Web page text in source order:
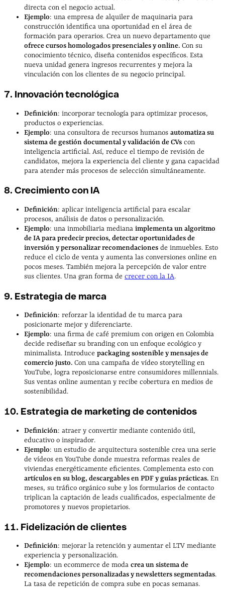
directa con el negocio actual.
Ejemplo: una empresa de alquiler de maquinaria para
construcción identifica una oportunidad en el área de
formación para operarios. Crea un nuevo departamento que
ofrece cursos homologados presenciales y online. Con su
conocimiento técnico, diseña contenidos específicos. Esta
nueva unidad genera ingresos recurrentes y mejora la
vinculación con los clientes de su negocio principal.
7. Innovación tecnológica
Definición: incorporar tecnología para optimizar procesos,
productos o experiencias.
Ejemplo: una consultora de recursos humanos automatiza su
sistema de gestión documental y validación de CVs con
inteligencia artificial. Así, reduce el tiempo de revisión de
candidatos, mejora la experiencia del cliente y gana capacidad
para atender más procesos de selección simultáneamente.
8. Crecimiento con IA
Definición: aplicar inteligencia artificial para escalar
procesos, análisis de datos o personalización.
Ejemplo: una inmobiliaria mediana implementa un algoritmo
de IA para predecir precios, detectar oportunidades de
inversión y personalizar recomendaciones de inmuebles. Esto
reduce el ciclo de venta y aumenta las conversiones online en
pocos meses. También mejora la percepción de valor entre
sus clientes. Una gran forma de crecer con la IA.
9. Estrategia de marca
Definición: reforzar la identidad de tu marca para
posicionarte mejor y diferenciarte.
Ejemplo: una firma de café premium con origen en Colombia
decide rediseñar su branding con un enfoque ecológico y
minimalista. Introduce packaging sostenible y mensajes de
comercio justo. Con una campaña de vídeo storytelling en
YouTube, logra reposicionarse entre consumidores millennials.
Sus ventas online aumentan y recibe cobertura en medios de
sostenibilidad.
10. Estrategia de marketing de contenidos
Definición: atraer y convertir mediante contenido útil,
educativo o inspirador.
Ejemplo: un estudio de arquitectura sostenible crea una serie
de vídeos en YouTube donde muestra reformas reales de
viviendas energéticamente eficientes. Complementa esto con
artículos en su blog, descargables en PDF y guías prácticas. En
meses, su tráfico orgánico sube y los formularios de contacto
triplican la captación de leads cualificados, especialmente de
promotores y nuevos propietarios.
11. Fidelización de clientes
Definición: mejorar la retención y aumentar el LTV mediante
experiencia y personalización.
Ejemplo: un ecommerce de moda crea un sistema de
recomendaciones personalizadas y newsletters segmentadas.
La tasa de repetición de compra sube en pocas semanas.